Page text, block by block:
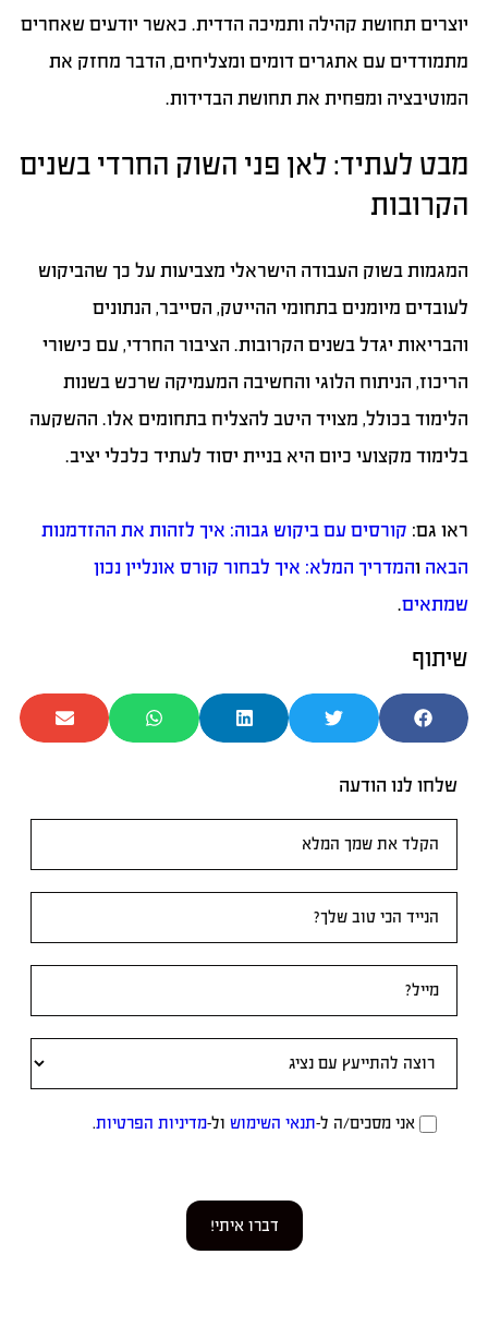
יוצרים תחושת קהילה ותמיכה הדדית. כאשר יודעים שאחרים
מתמודדים עם אתגרים דומים ומצליחים, הדבר מחזק את
המוטיבציה ומפחית את תחושת הבדידות.
מבט לעתיד: לאן פני השוק החרדי בשנים
הקרובות
המגמות בשוק העבודה הישראלי מצביעות על כך שהביקוש
לעובדים מיומנים בתחומי ההייטק, הסייבר, הנתונים
והבריאות יגדל בשנים הקרובות. הציבור החרדי, עם כישורי
הריכוז, הניתוח הלוגי והחשיבה המעמיקה שרכש בשנות
הלימוד בכולל, מצויד היטב להצליח בתחומים אלו. ההשקעה
בלימוד מקצועי כיום היא בניית יסוד לעתיד כלכלי יציב.
ראו גם: קורסים עם ביקוש גבוה: איך לזהות את ההזדמנות
הבאה והמדריך המלא: איך לבחור קורס אונליין נכון
שמתאים.
שיתוף
שלחו לנו הודעה
ראשי
אני מסכים/ה ל-תנאי השימוש ול-מדיניות הפרטיות.
דברו איתי!